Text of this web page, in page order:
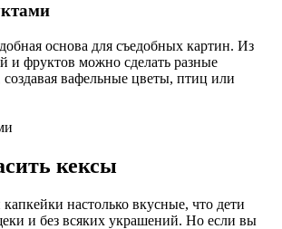
основа для съедобных картин. Из
и фруктов можно сделать разные
вафельные цветы, птиц или
кексы
настолько вкусные, что дети
и без всяких украшений. Но если вы